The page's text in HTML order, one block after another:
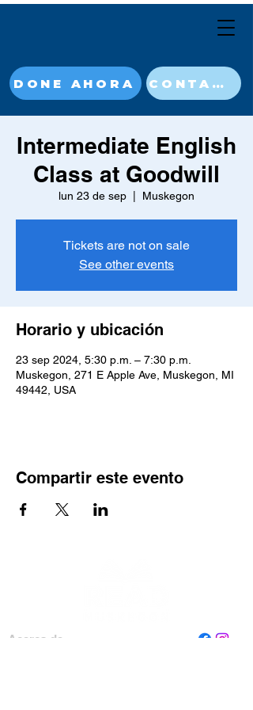
DONE AHORA CONTACT
Intermediate English
Class at Goodwill
lun 23 de sep Muskegon
Tickets are not on sale
See other events
Horario y ubicación
23 sep 2024, 5:30 p.m. – 7:30 p.m.
Muskegon, 271 E Apple Ave, Muskegon, MI
49442, USA
Compartir este evento
Acerca de